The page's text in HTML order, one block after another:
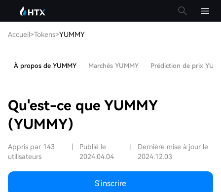
Accueil>Tokens>YUMMY
À propos de YUMMY Marchés YUMMY Prédiction de prix
Qu'est-ce que YUMMY
(YUMMY)
Appris par 143
utilisateurs
Publié le
2024.04.04
Dernière mise à jour le
2024.12.03
S'inscrire